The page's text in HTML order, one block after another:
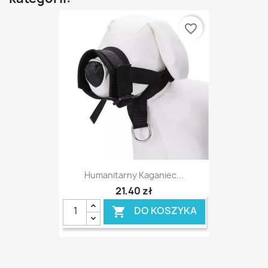
Humanitarny Kaganiec...
21,40 zł
 DO KOSZYKA
favorite_border